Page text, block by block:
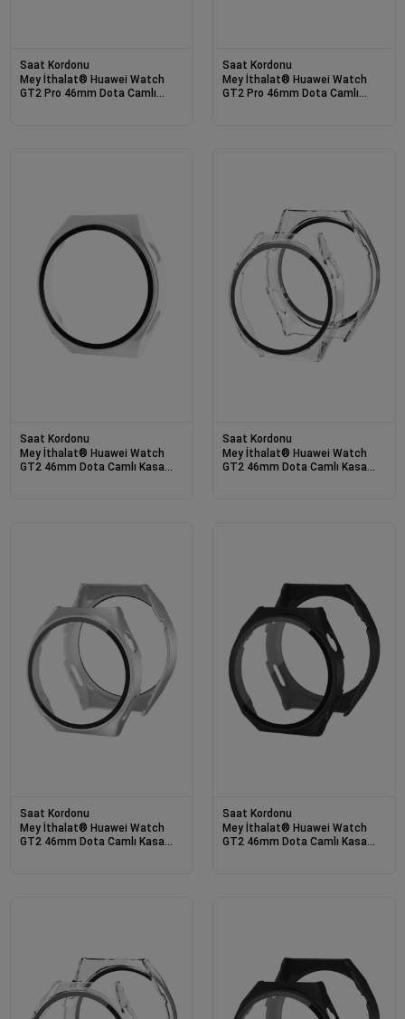
Saat Kordonu
Mey İthalat® Huawei Watch
GT2 Pro 46mm Dota Camlı
Saat Kordonu
Mey İthalat® Huawei Watch
GT2 Pro 46mm Dota Camlı
Saat Kordonu
Mey İthalat® Huawei Watch
GT2 46mm Dota Camlı Kasa
Saat Kordonu
Mey İthalat® Huawei Watch
GT2 46mm Dota Camlı Kasa
Saat Kordonu
Mey İthalat® Huawei Watch
GT2 46mm Dota Camlı Kasa
Saat Kordonu
Mey İthalat® Huawei Watch
GT2 46mm Dota Camlı Kasa